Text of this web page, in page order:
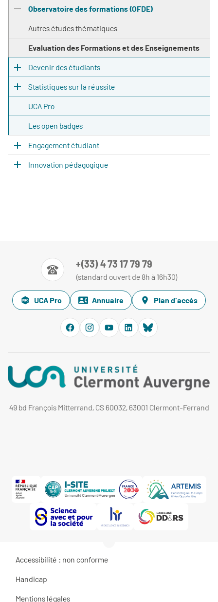
Observatoire des formations (OFDE)
Autres études thématiques
Evaluation des Formations et des Enseignements
Devenir des étudiants
Statistiques sur la réussite
UCA Pro
Les open badges
Engagement étudiant
Innovation pédagogique
+(33) 4 73 17 79 79
(standard ouvert de 8h à 16h30)
UCA Pro Annuaire Plan d'accès
49 bd François Mitterrand, CS 60032, 63001 Clermont-Ferrand
Accessibilité : non conforme
Handicap
Mentions légales